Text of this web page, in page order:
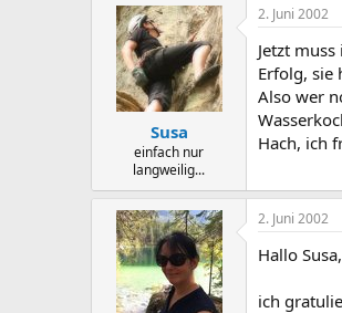
m
e
g
i
n
n
d
a
t
u
m
Susa
einfach nur
langweilig...
2. Juni 2002
Jetzt
Erfolg, sie
Also wer
Hach, ich
2. Juni 2002
Hallo Susa,
ich